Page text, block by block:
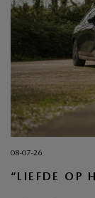
08-07-26
“LIEFDE OP